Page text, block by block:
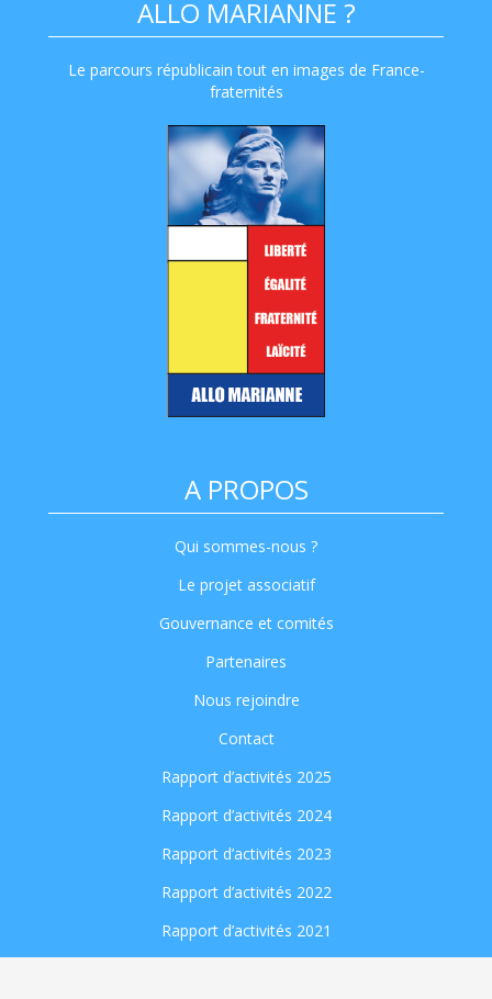
ALLO MARIANNE ?
Le parcours républicain tout en images de France-
fraternités
A PROPOS
Qui sommes-nous ?
Le projet associatif
Gouvernance et comités
Partenaires
Nous rejoindre
Contact
Rapport d’activités 2025
Rapport d’activités 2024
Rapport d’activités 2023
Rapport d’activités 2022
Rapport d’activités 2021